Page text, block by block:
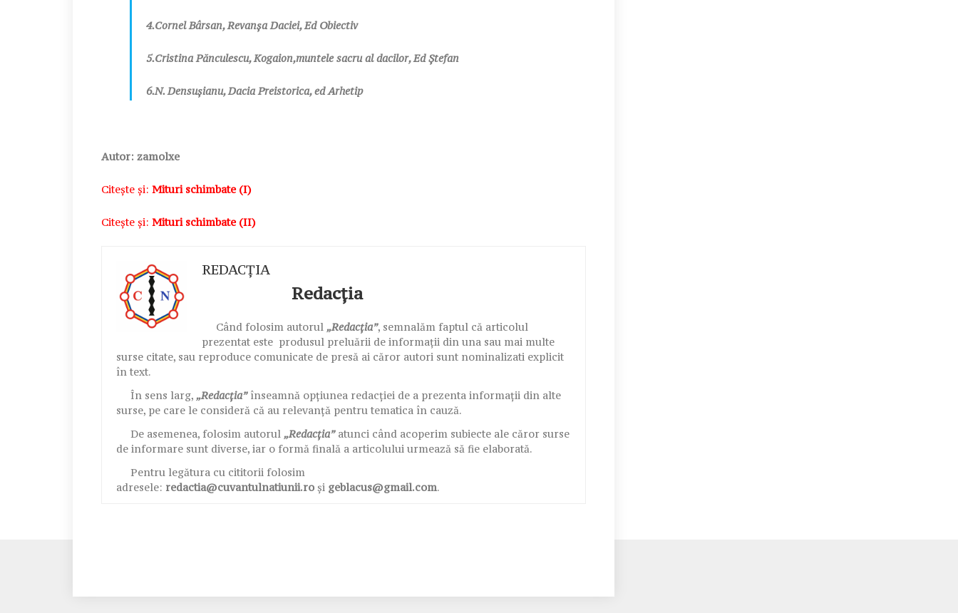
4.Cornel Bârsan, Revanşa Daciei, Ed Obiectiv
5.Cristina Pănculescu, Kogaion,muntele sacru al dacilor, Ed Ştefan
6.N. Densuşianu, Dacia Preistorica, ed Arhetip
Autor: zamolxe
Citește și: Mituri schimbate (I)
Citește și: Mituri schimbate (II)
REDACȚIA
Redacția
Când folosim autorul „Redacția”, semnalăm faptul că articolul
prezentat este produsul preluării de informații din una sau mai multe
surse citate, sau reproduce comunicate de presă ai căror autori sunt nominalizati explicit
în text.
În sens larg, „Redacția”înseamnă opțiunea redacției de a prezenta informații din alte
surse, pe care le consideră că au relevanță pentru tematica în cauză.
De asemenea, folosim autorul „Redacția”atunci când acoperim subiecte ale căror surse
de informare sunt diverse, iar o formă finală a articolului urmează să fie elaborată.
Pentru legătura cu cititorii folosim
adresele: redactia@cuvantulnatiunii.ro și geblacus@gmail.com.